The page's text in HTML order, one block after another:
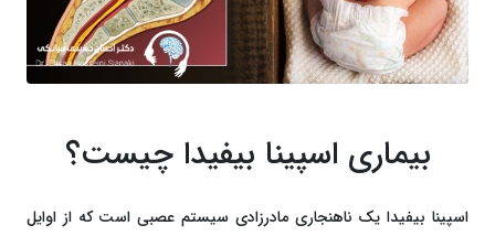
بیماری اسپینا بیفیدا چیست؟
اسپینا بیفیدا یک ناهنجاری مادرزادی سیستم عصبی است که از اوایل